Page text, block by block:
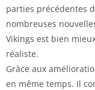
parties précédentes
nombreuses
Vikings est bien
réaliste.
Grâce aux
en même temps. Il